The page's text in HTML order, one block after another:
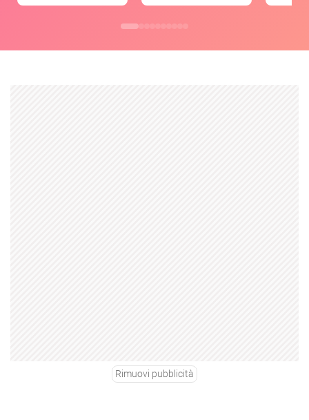
Rimuovi pubblicità